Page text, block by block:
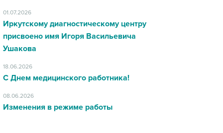
01.07.2026
Иркутскому диагностическому центру
присвоено имя Игоря Васильевича
Ушакова
18.06.2026
С Днем медицинского работника!
08.06.2026
Изменения в режиме работы